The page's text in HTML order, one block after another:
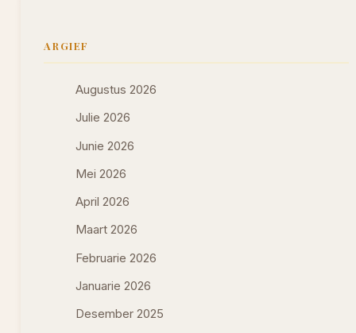
ARGIEF
Augustus 2026
Julie 2026
Junie 2026
Mei 2026
April 2026
Maart 2026
Februarie 2026
Januarie 2026
Desember 2025